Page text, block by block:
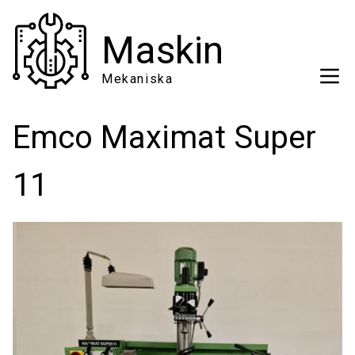
huvudinnehåll
Maskin
Mekaniska
Emco Maximat Super
11